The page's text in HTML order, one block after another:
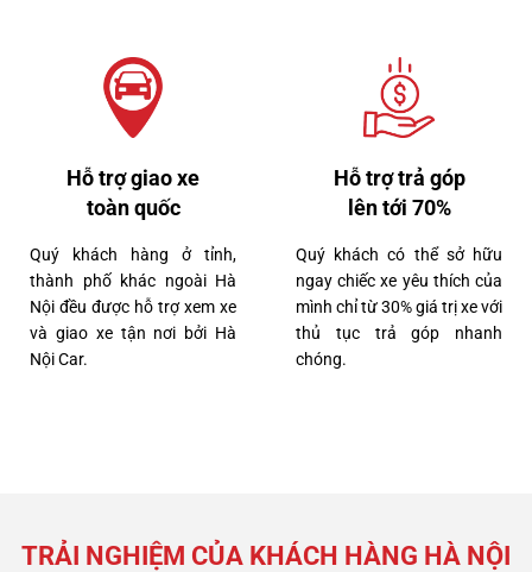
7 tỷ 650 triệu
Hỗ trợ giao xe
toàn quốc
Quý khách hàng ở tỉnh,
thành phố khác ngoài Hà
Nội đều được hỗ trợ xem xe
và giao xe tận nơi bởi Hà
Nội Car.
Hỗ trợ trả góp
lên tới 70%
Quý khách có thể sở hữu
ngay chiếc xe yêu thích của
mình chỉ từ 30% giá trị xe với
thủ tục trả góp nhanh
chóng.
TRẢI NGHIỆM CỦA KHÁCH HÀNG HÀ NỘI